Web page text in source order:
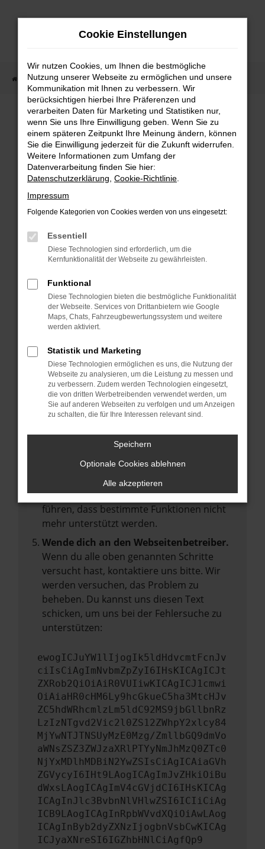
Zum
Startseite Fahrzeugangebote Fahrzeugmarkt
Fahrzeugmarkt
Fehler: Network Error
Beim Laden ist ein Fehler aufgetreten.
Hier sind ein paar Tipps, die dir helfen können:
Überprüfe deine Firewall und deine
Internetverbindung.
deine Suchmaschine?
Prüfe deine Browsererweiterungen.
Manche Erweiterungen, wie Werbeblocker,
können das Laden bestimmter Seiten
anderen Browser oder in einem privaten
Fenster?
Starte dein Gerät neu.
Das kann manchmal helfen,
vorübergehende Probleme zu beheben.
Stelle sicher, dass dein Browser und dein
Betriebssystem auf dem neuesten Stand
Veraltete Software birgt nicht nur ein
Sicherheitsrisiko, sondern kann auch dazu
führen, dass bestimmte Funktionen nicht
mehr unterstützt werden.
Wende dich an den Webseitenbetreiber.
Wenn du alle oben genannten Schritte
versucht hast, kontaktiere uns bitte. Wir
werden versuchen, das Problem zu
beheben. Du kannst uns diesen Text
schicken, um uns bei der Fehlersuche zu
unterstützen:
ewogICJuYW1lIjogIk5ldHdvcmtFcnJv
ciIsCiAgImNvbmZpZyI6IHsKICAgICJt
ZXRob2QiOiAiR0VUIiwKICAgICJ1cmwi
OiAiaHR0cHM6Ly9hcGkueC5ha3MtcHJv
ZC5hdWRhcmlzLm5ldC92MS9jbGllbnRz
LzIzNTgvd2Vic2l0ZS12ZWhpY2xlcy84
MjYwNTJTNSUyMzE0Mzg/ZmllbGQ9dmVo
aWNsZSZ3ZWJzaXRlPTYyNmJhMzQ0ZTc0
NjYxMDlhMDBiN2YwZSIsCiAgICAiaGVh
ZGVycyI6IHt9LAogICAgImJvZHkiOiBu
dWxsLAogICAgImV4cGVjdCI6IHsKICAg
ICAgInJlc3BvbnNlVHlwZSI6ICIiCiAg
ICB9LAogICAgInRpbWVvdXQiOiAwLAog
ICAgInByb2dyZXNzIjogbnVsbCwKICAg
ICJyaXNreSI6IGZhbHNlCiAgfQp9
Cookie Einstellungen
Wir nutzen Cookies, um Ihnen die bestmögliche
Nutzung unserer Webseite zu ermöglichen und unsere
Kommunikation mit Ihnen zu verbessern. Wir
berücksichtigen hierbei Ihre Präferenzen und
verarbeiten Daten für Marketing und Statistiken nur,
wenn Sie uns Ihre Einwilligung geben. Wenn Sie zu
einem späteren Zeitpunkt Ihre Meinung ändern, können
Sie die Einwilligung jederzeit für die Zukunft widerrufen.
Weitere Informationen zum Umfang der
Datenverarbeitung finden Sie hier:
Datenschutzerklärung Cookie-Richtlinie
Impressum
Folgende Kategorien von Cookies werden von uns eingesetzt:
Essentiell
Diese Technologien sind erforderlich, um die
Kernfunktionalität der Webseite zu gewährleisten.
Funktional
Diese Technologien bieten die bestmögliche Funktionalität
der Webseite. Services von Drittanbietern wie Google
Maps, Chats, Fahrzeugbewertungssystem und weitere
werden aktiviert.
Statistik und Marketing
Diese Technologien ermöglichen es uns, die Nutzung der
Webseite zu analysieren, um die Leistung zu messen und
zu verbessern. Zudem werden Technologien eingesetzt,
die von dritten Werbetreibenden verwendet werden, um
Sie auf anderen Webseiten zu verfolgen und um Anzeigen
zu schalten, die für Ihre Interessen relevant sind.
Speichern
Optionale Cookies ablehnen
Alle akzeptieren